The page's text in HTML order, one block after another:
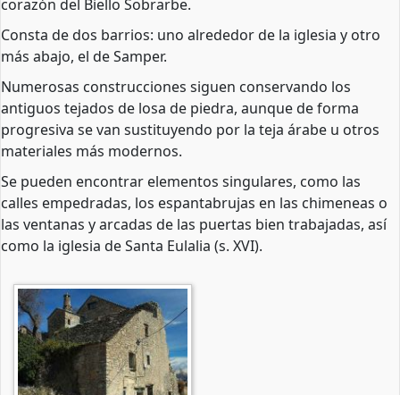
corazón del Biello Sobrarbe.
Consta de dos barrios: uno alrededor de la iglesia y otro
más abajo, el de Samper.
Numerosas construcciones siguen conservando los
antiguos tejados de losa de piedra, aunque de forma
progresiva se van sustituyendo por la teja árabe u otros
materiales más modernos.
Se pueden encontrar elementos singulares, como las
calles empedradas, los espantabrujas en las chimeneas o
las ventanas y arcadas de las puertas bien trabajadas, así
como la iglesia de Santa Eulalia (s. XVI).